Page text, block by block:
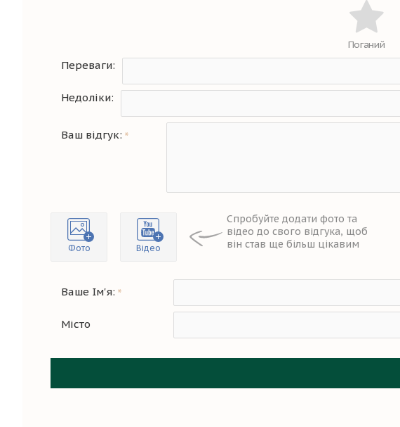
Поганий
Переваги:
Недоліки:
Ваш відгук:
Фото Відео
Спробуйте додати фото та
відео до свого відгука, щоб
він став ще більш цікавим
Ваше Ім'я:
Місто